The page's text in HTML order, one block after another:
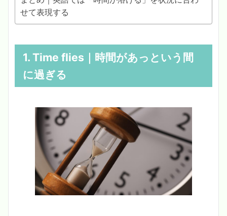
せて表現する
1. Time flies｜時間があっという間
に過ぎる